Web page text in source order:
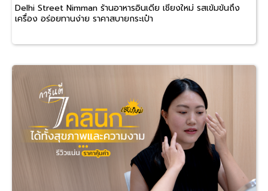
Delhi Street Nimman ร้านอาหารอินเดีย เชียงใหม่ รสเข้มข้นถึง
เครื่อง อร่อยทานง่าย ราคาสบายกระเป๋า